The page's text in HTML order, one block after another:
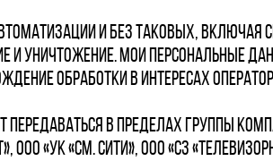
и без таковых, включая
и уничтожение. Мои персональные
обработки в интересах
в пределах Группы
ООО «УК «СМ. сити», ООО «СЗ